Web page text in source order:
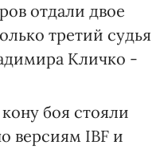
отдали двое
третий судья
Кличко -
боя стояли
версиям IBF и